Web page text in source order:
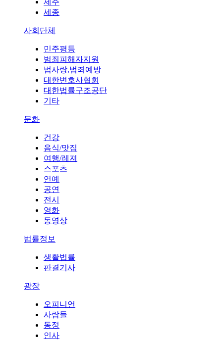
세종
사회단체
민주평등
범죄피해자지원
법사랑,범죄예방
대한변호사협회
대한법률구조공단
기타
문화
건강
음식/맛집
여행/레져
스포츠
연예
공연
전시
영화
동영상
법률정보
생활법률
판결기사
광장
오피니언
사람들
동정
인사